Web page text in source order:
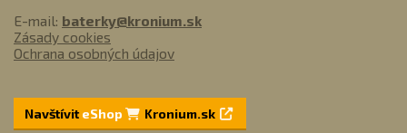
E-mail: baterky@kronium.sk
Zásady cookies
Ochrana osobných údajov
NavštíviteShop Kronium.sk